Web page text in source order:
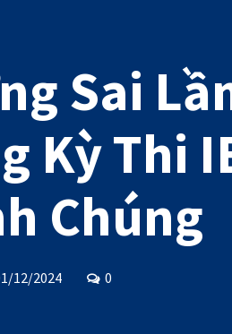
Sai
Kỳ Thi
Chúng
12/2024 0